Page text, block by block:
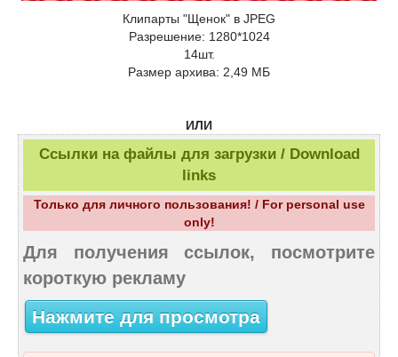
Клипарты "Щенок" в JPEG
Разрешение: 1280*1024
14шт.
Размер архива: 2,49 МБ
ИЛИ
Ссылки на файлы для загрузки / Download
links
Только для личного пользования! / For personal use
only!
Для получения ссылок, посмотрите
короткую рекламу
Нажмите для просмотра